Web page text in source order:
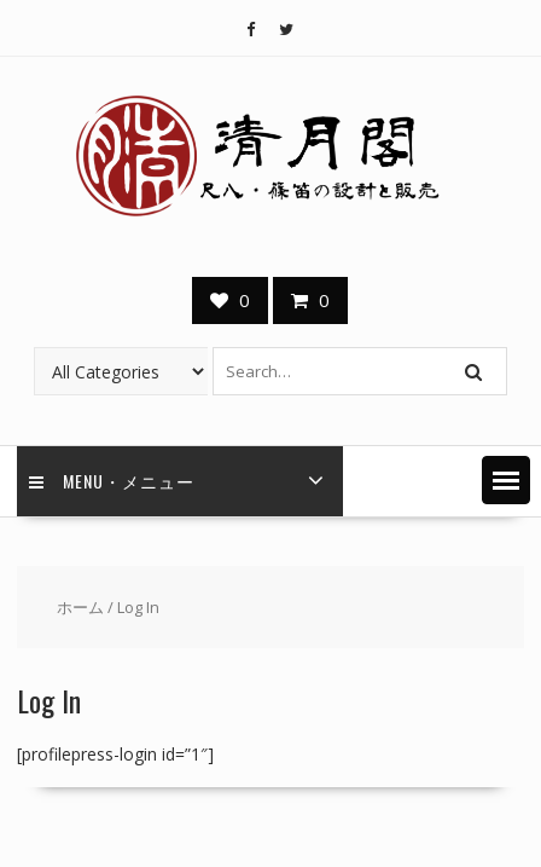
0 0
MENU・メニュー
ホーム / Log In
Log In
[profilepress-login id=”1″]